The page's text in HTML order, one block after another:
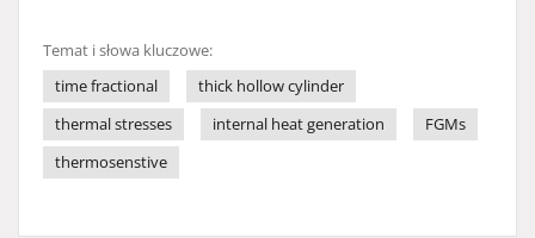
Temat i słowa kluczowe:
time fractional
thick hollow cylinder
thermal stresses
internal heat generation
FGMs
thermosenstive